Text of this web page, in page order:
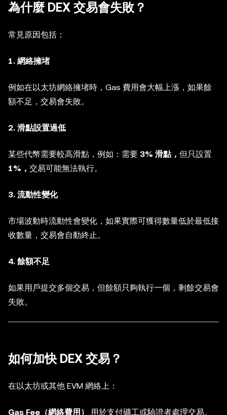
為什麼 DEX 交易會失敗？
常見原因包括：
1. 網絡擁堵
例如在以太坊網絡擁堵時，Gas 費用會大幅上漲，如果餘
額不足，交易會失敗。
2. 滑點設置過低
某些代幣需要較高滑點，例如：需要 3% 滑點， 但只設置
1%， 交易可能無法執行。
3. 流動性變化
市場波動時流動性會變化，如果實際可獲得數量低於最低接
收數量，交易會自動終止。
4. 餘額不足
如果用戶提交多個交易，但餘額只夠執行一個，剩餘交易會
失敗。
如何加快 DEX 交易？
在以太坊或其他 EVM 網絡上：
Gas Fee（網絡費用） 用於支付礦工或驗證者處理交易。